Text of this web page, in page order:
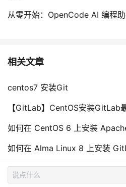
从零开始：OpenCode AI 编程
相关文章
centos7 安装Git
【GitLab】CentOS安装GitLab
如何在 CentOS 6 上安装
如何在 Alma Linux 8 上安装
centos 安装 GitLab